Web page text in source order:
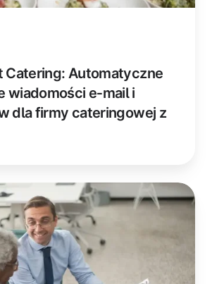
Catering: Automatyczne
wiadomości e‑mail i
dla firmy cateringowej z